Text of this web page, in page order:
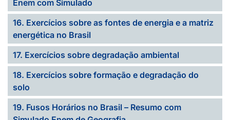
Enem com Simulado
16. Exercícios sobre as fontes de energia e a matriz
energética no Brasil
17. Exercícios sobre degradação ambiental
18. Exercícios sobre formação e degradação do
solo
19. Fusos Horários no Brasil – Resumo com